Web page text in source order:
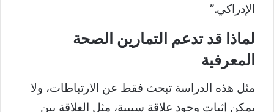
الإدراكي.”
لماذا قد تدعم التمارين الصحة
المعرفية
مثل هذه الدراسة تبحث فقط عن الارتباطات، ولا
يمكن إثبات وجود علاقة سببية، مثل العلاقة بين